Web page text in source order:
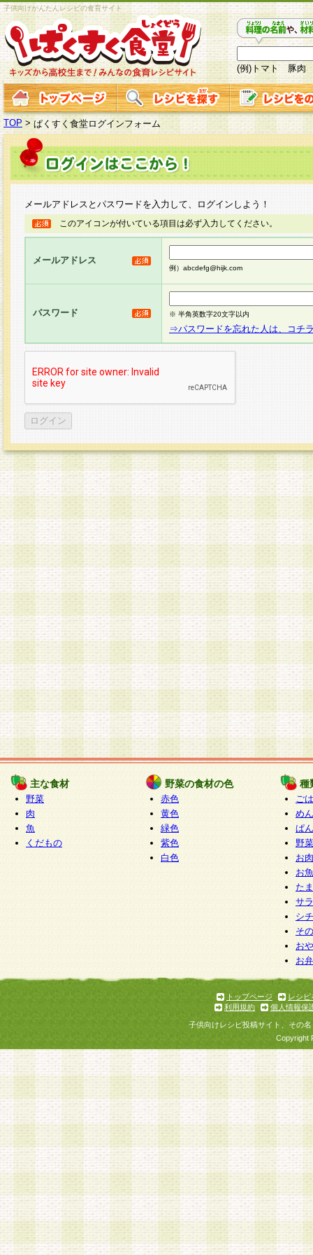
子供向けかんたんレシピの食育サイト
(例)トマト 豚肉
TOP > ぱくすく食堂ログインフォーム
メールアドレスとパスワードを入力して、ログインしよう！
このアイコンが付いている項目は必ず入力してください。
メールアドレス
例）abcdefg@hijk.com
パスワード ※ 半角英数字20文字以内
⇒パスワードを忘れた人は、コチ
主な食材
野菜
肉
魚
くだもの
野菜の食材の色
赤色
黄色
緑色
紫色
白色
種
ご
めん
ぱん
野
お
お
た
サ
シ
そ
お
お
トップページ
レシピ
利用規約
個人情報保
子供向けレシピ投稿サイト、その
Copyright